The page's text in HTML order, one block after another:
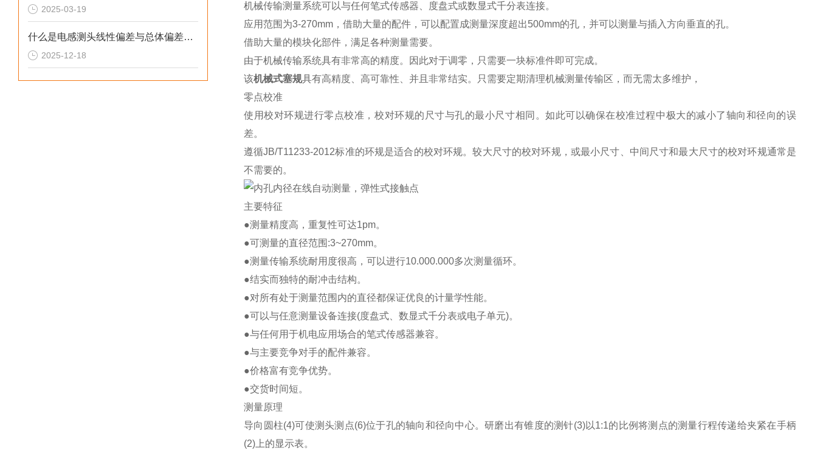
2025-03-19
什么是电感测头线性偏差与总体偏差，哪个更重要？
2025-12-18
机械传输测量系统可以与任何笔式传感器、度盘式或数显式千分表连接。
应用范围为3-270mm，借助大量的配件，可以配置成测量深度超出500mm的孔，并可以测量与插入方向垂直的孔。
借助大量的模块化部件，满足各种测量需要。
由于机械传输系统具有非常高的精度。因此对于调零，只需要一块标准件即可完成。
该机械式塞规具有高精度、高可靠性、并且非常结实。只需要定期清理机械测量传输区，而无需太多维护，
零点校准
使用校对环规进行零点校准，校对环规的尺寸与孔的最小尺寸相同。如此可以确保在校准过程中极大的减小了轴向和径向的误
差。
遵循JB/T11233-2012标准的环规是适合的校对环规。较大尺寸的校对环规，或最小尺寸、中间尺寸和最大尺寸的校对环规通常是
不需要的。
主要特征
●测量精度高，重复性可达1pm。
●可测量的直径范围:3~270mm。
●测量传输系统耐用度很高，可以进行10.000.000多次测量循环。
●结实而独特的耐冲击结构。
●对所有处于测量范围内的直径都保证优良的计量学性能。
●可以与任意测量设备连接(度盘式、数显式千分表或电子单元)。
●与任何用于机电应用场合的笔式传感器兼容。
●与主要竞争对手的配件兼容。
●价格富有竞争优势。
●交货时间短。
测量原理
导向圆柱(4)可使测头测点(6)位于孔的轴向和径向中心。研磨出有锥度的测针(3)以1:1的比例将测点的测量行程传递给夹紧在手柄
(2)上的显示表。